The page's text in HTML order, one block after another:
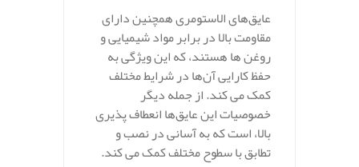
عایق‌های الاستومری همچنین دارای
مقاومت بالا در برابر مواد شیمیایی و
روغن‌ ها هستند، که این ویژگی به
حفظ کارایی آن‌ها در شرایط مختلف
کمک می‌ کند. از جمله دیگر
خصوصیات این عایق‌ها انعطاف‌ پذیری
بالا، است که به آسانی در نصب و
تطابق با سطوح مختلف کمک می‌ کند.